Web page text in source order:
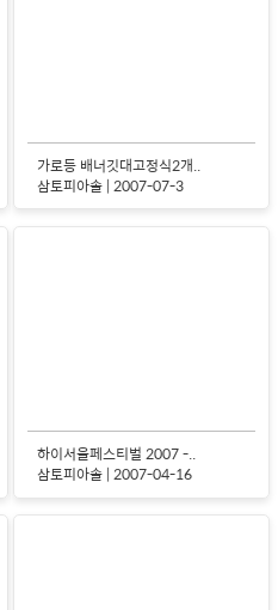
가로등 배너깃대고정식2개..
삼토피아솔 | 2007-07-3
하이서울페스티벌 2007 -..
삼토피아솔 | 2007-04-16